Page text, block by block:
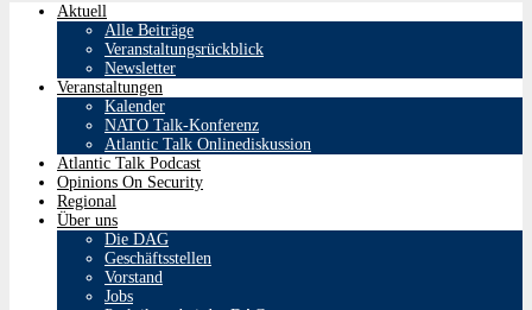
Aktuell
Alle Beiträge
Veranstaltungsrückblick
Newsletter
Veranstaltungen
Kalender
NATO Talk-Konferenz
Atlantic Talk Onlinediskussion
Atlantic Talk Podcast
Opinions On Security
Regional
Über uns
Die DAG
Geschäftsstellen
Vorstand
Jobs